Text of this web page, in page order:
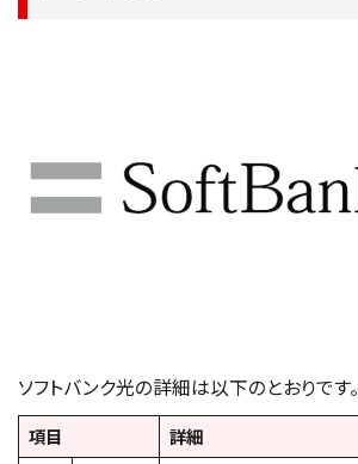
ソフトバンク光の詳細は以下のとおりです。
項目 詳細